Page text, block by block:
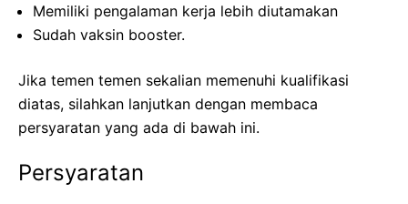
Memiliki pengalaman kerja lebih diutamakan
Sudah vaksin booster.
Jika temen temen sekalian memenuhi kualifikasi
diatas, silahkan lanjutkan dengan membaca
persyaratan yang ada di bawah ini.
Persyaratan